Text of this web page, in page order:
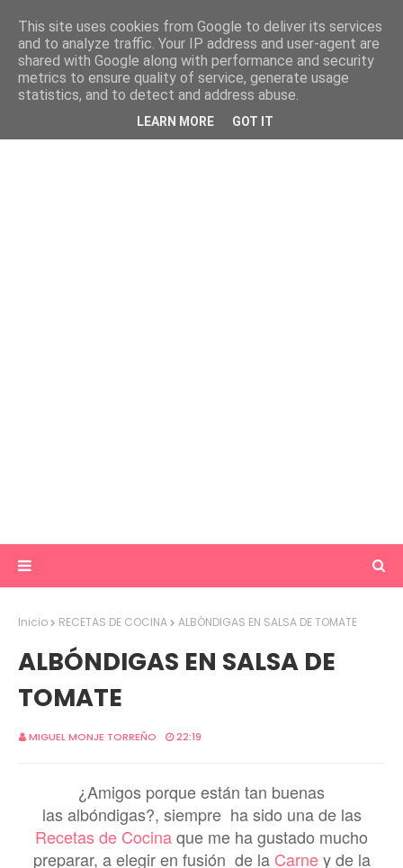
Inicio RECETAS DE COCINA ALBÓNDIGAS EN SALSA DE TOMATE
ALBÓNDIGAS EN SALSA DE
TOMATE
MIGUEL MONJE TORREÑO 22:19
¿Amigos porque están tan buenas
las albóndigas?, siempre ha sido una de las
Recetas de Cocinaque me ha gustado mucho
preparar, a elegir en fusión de la Carney de la
This site uses cookies from Google to deliver its services
and to analyze traffic. Your IP address and user-agent are
shared with Google along with performance and security
metrics to ensure quality of service, generate usage
statistics, and to detect and address abuse.
LEARN MORE GOT IT